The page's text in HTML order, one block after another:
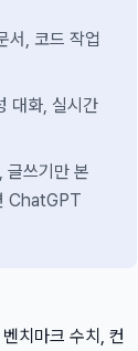
서, 코드 작업
대화, 실시간
글쓰기만 본
ChatGPT
치마크 수치, 컨